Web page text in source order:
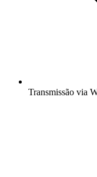
Transmissão via